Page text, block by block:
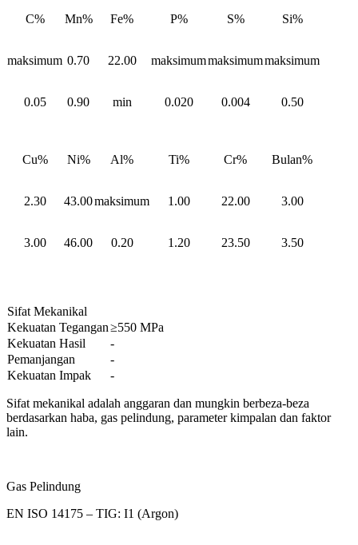
C% Mn% Fe% P% S% Si%
maksimum 0.70 22.00 maksimummaksimummaksimum
0.05 0.90 min 0.020 0.004 0.50
Cu% Ni% Al% Ti% Cr% Bulan%
2.30 43.00maksimum 1.00 22.00 3.00
3.00 46.00 0.20 1.20 23.50 3.50
Sifat Mekanikal
Kekuatan Tegangan≥550 MPa
Kekuatan Hasil
-
Pemanjangan
-
Kekuatan Impak
-
Sifat mekanikal adalah anggaran dan mungkin berbeza-beza
berdasarkan haba, gas pelindung, parameter kimpalan dan faktor
lain.
Gas Pelindung
EN ISO 14175 – TIG: I1 (Argon)